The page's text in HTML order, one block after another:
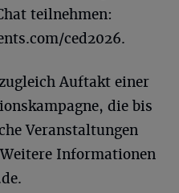
teilnehmen:
ced2026.
Auftakt einer
die bis
Veranstaltungen
Informationen